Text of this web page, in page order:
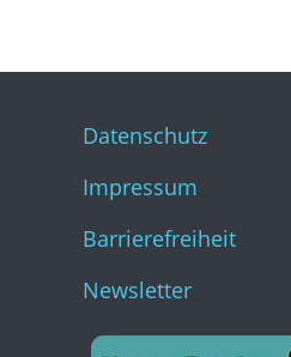
Datenschutz
Impressum
Barrierefreiheit
Newsletter